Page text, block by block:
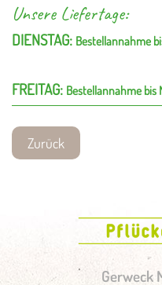
Unsere Liefertage:
DIENSTAG: Bestellannahme
FREITAG: Bestellannahme bis
Zurück
Gerweck